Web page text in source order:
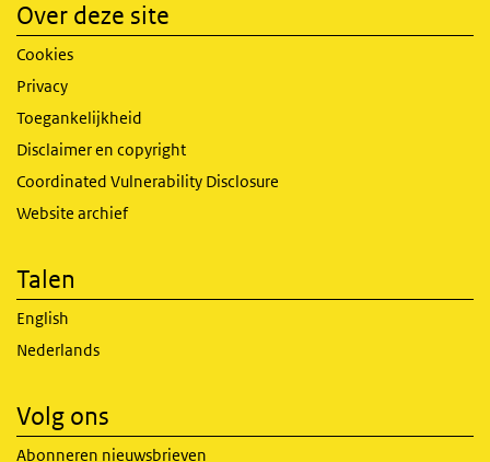
Over deze site
Cookies
Privacy
Toegankelijkheid
Disclaimer en copyright
Coordinated Vulnerability Disclosure
Website archief
Talen
English
Nederlands
Volg ons
Abonneren nieuwsbrieven